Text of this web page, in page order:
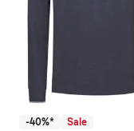
-40%* Sale